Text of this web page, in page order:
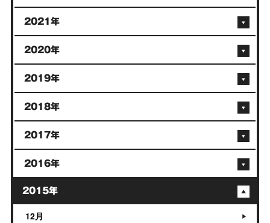
2021年
2020年
2019年
2018年
2017年
2016年
2015年
12月